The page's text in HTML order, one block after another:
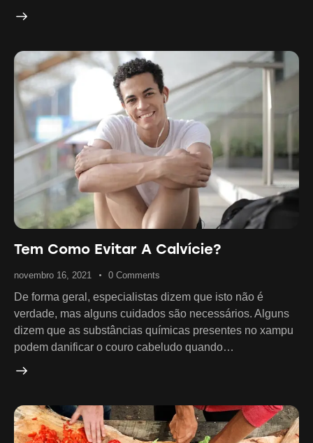
Tem Como Evitar A Calvície?
novembro 16, 2021 0 Comments
De forma geral, especialistas dizem que isto não é
verdade, mas alguns cuidados são necessários. Alguns
dizem que as substâncias químicas presentes no xampu
podem danificar o couro cabeludo quando…